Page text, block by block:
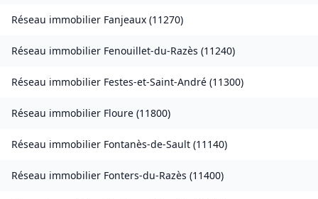
Réseau immobilier Fanjeaux (11270)
Réseau immobilier Fenouillet-du-Razès (11240)
Réseau immobilier Festes-et-Saint-André (11300)
Réseau immobilier Floure (11800)
Réseau immobilier Fontanès-de-Sault (11140)
Réseau immobilier Fonters-du-Razès (11400)